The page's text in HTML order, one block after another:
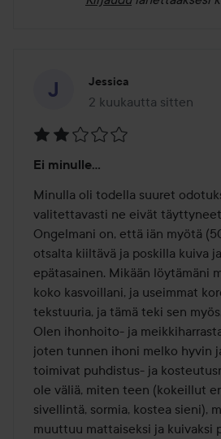
Jessica
2 kuukautta sitten
Viesti luotiin 2
2
/
5
Ei minulle...
Minulla oli todella suuret
valitettavasti ne eivät
Ongelmani on, että iän myötä
otsalta kiiltävä ja poskilla kuiva
epätasainen. Mikään löytämäni
koko kasvoillani, ja useimmat
tekstuuria, ja tämä teki sen
Olen ihonhoito- ja
joten tunnen ihoni melko hyvin
toimivat puhdistus- ja
ole väliä, miten teen (kokeillut
sivellintä, sormia, kostea sieni),
muuttuu mattaiseksi ja kuivaksi